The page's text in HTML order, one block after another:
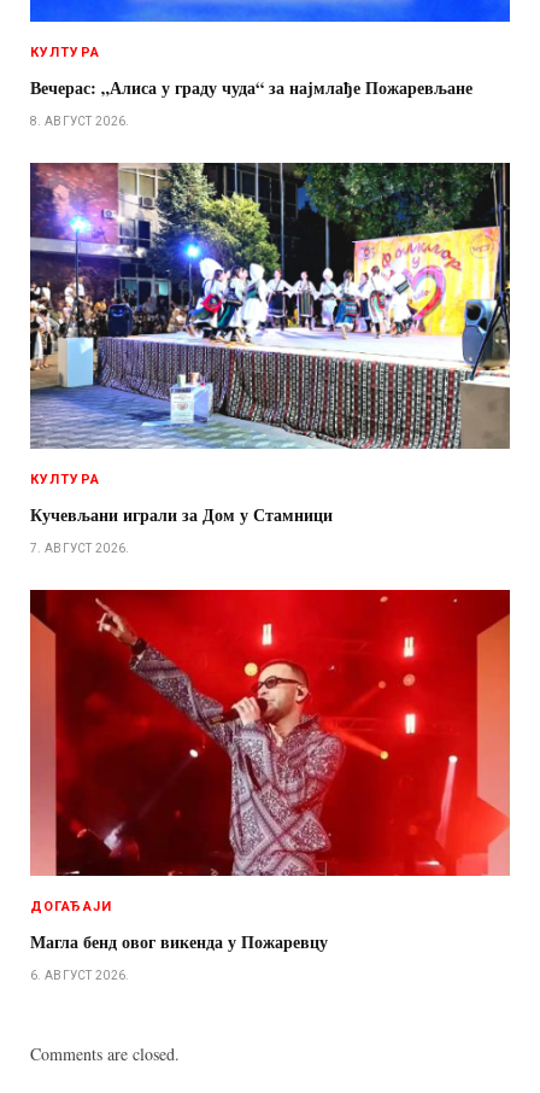
КУЛТУРА
Вечерас: „Алиса у граду чуда“ за најмлађе Пожаревљане
8. АВГУСТ 2026.
КУЛТУРА
Кучевљани играли за Дом у Стамници
7. АВГУСТ 2026.
ДОГАЂАЈИ
Магла бенд овог викенда у Пожаревцу
6. АВГУСТ 2026.
Comments are closed.